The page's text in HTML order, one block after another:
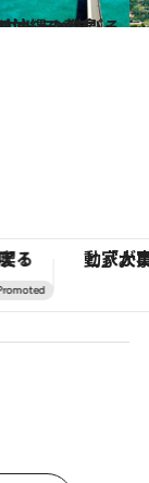
ーっと伸びる1本道を爽快ドライブ
け